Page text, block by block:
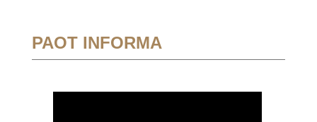
PAOT INFORMA